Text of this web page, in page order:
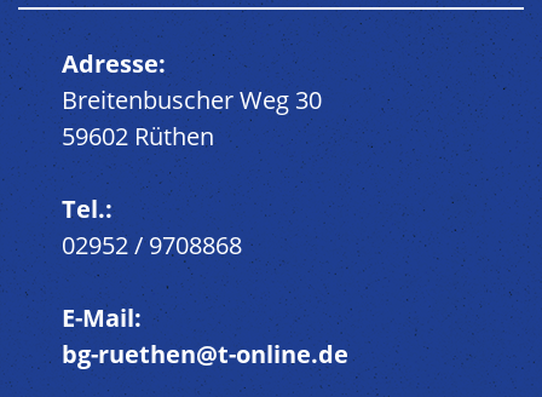
Adresse:
Breitenbuscher Weg 30
59602 Rüthen
Tel.:
02952 / 9708868
E-Mail:
bg-ruethen@t-online.de